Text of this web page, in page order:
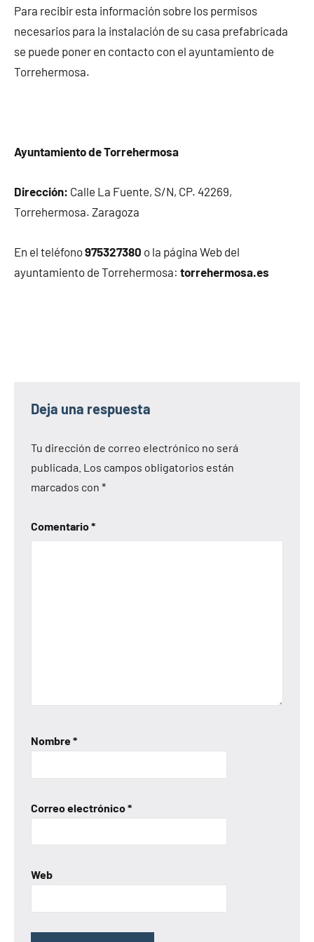
Para recibir esta información sobre los permisos
necesarios para la instalación de su casa prefabricada
se puede poner en contacto con el ayuntamiento de
Torrehermosa.
Ayuntamiento de Torrehermosa
Dirección: Calle La Fuente, S/N, CP. 42269,
Torrehermosa. Zaragoza
En el teléfono975327380 o la página Web del
ayuntamiento de Torrehermosa: torrehermosa.es
Deja una respuesta
Tu dirección de correo electrónico no será
publicada. Los campos obligatorios están
marcados con *
Comentario*
Nombre*
Correo electrónico*
Web